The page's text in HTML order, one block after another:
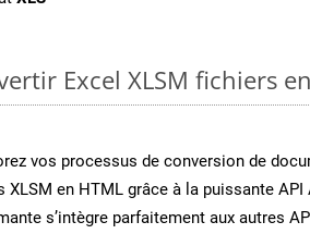
Excel XLSM fichiers
vos processus de conversion de
XLSM en HTML grâce à la puissante
s’intègre parfaitement aux autres